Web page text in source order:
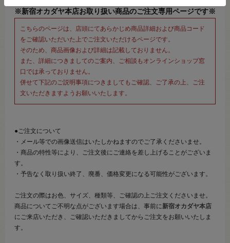
※新宿オカダヤ本店お取り扱い商品のご注文専用ページです※
こちらのページは、店頭にてあらかじめ商品詳細および商品コード
をご確認いただいた上でご注文いただけるページです。
そのため、商品画像および詳細は記載しておりません。
また、詳細につきましてのご案内、ご相談もオンラインショップ窓
口では承っておりません。
併せて下記のご説明事項につきましてもご確認、ご了承の上、ご注
文いただきますようお願いいたします。
●ご注文について
・メール等での画像送信はいたしかねますのでご了承くださいませ。
・商品の特性等により、ご注文後にご連絡を差し上げることがございま
す。
・予告なく取り扱い終了、廃番、価格変更になる可能性がございます。
ご注文の際はお色、サイズ、種類等、ご確認の上ご注文くださいませ。
商品についてご不明な点がございます場合は、事前に新宿オカダヤ本店
にご来店いただき、ご確認いただきましてからご注文をお願いいたしま
す。